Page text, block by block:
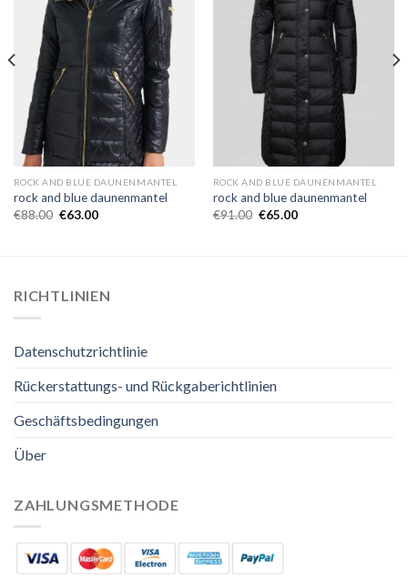
ROCK AND BLUE DAUNENMANTEL
rock and blue daunenmantel
€88.00 €63.00
ROCK AND BLUE DAUNENMANTEL
rock and blue daunenmantel
€91.00 €65.00
RICHTLINIEN
Datenschutzrichtlinie
Rückerstattungs- und Rückgaberichtlinien
Geschäftsbedingungen
Über
ZAHLUNGSMETHODE